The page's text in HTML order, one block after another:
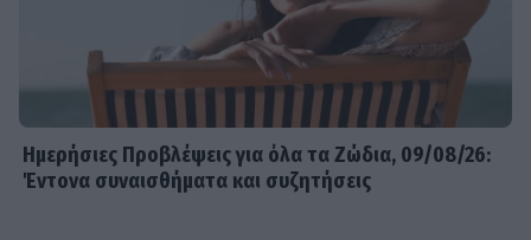
Ημερήσιες Προβλέψεις για όλα τα Ζώδια, 09/08/26:
Έντονα συναισθήματα και συζητήσεις